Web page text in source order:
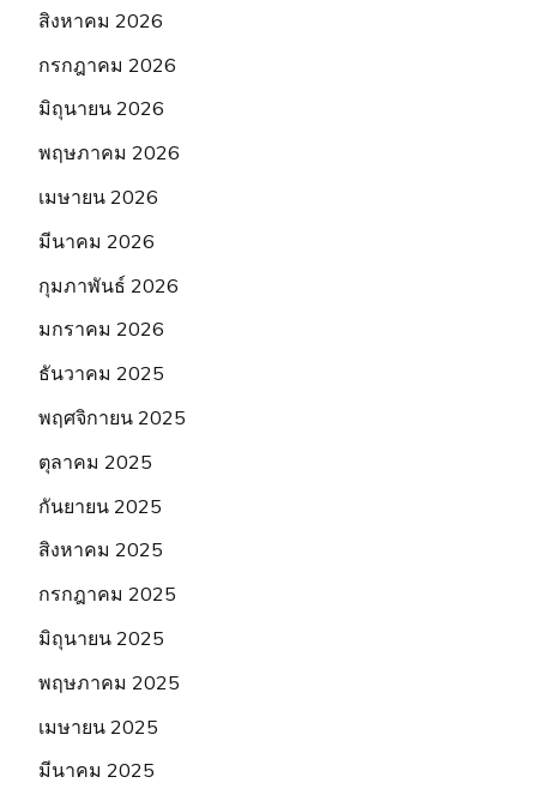
สิงหาคม 2026
กรกฎาคม 2026
มิถุนายน 2026
พฤษภาคม 2026
เมษายน 2026
มีนาคม 2026
กุมภาพันธ์ 2026
มกราคม 2026
ธันวาคม 2025
พฤศจิกายน 2025
ตุลาคม 2025
กันยายน 2025
สิงหาคม 2025
กรกฎาคม 2025
มิถุนายน 2025
พฤษภาคม 2025
เมษายน 2025
มีนาคม 2025